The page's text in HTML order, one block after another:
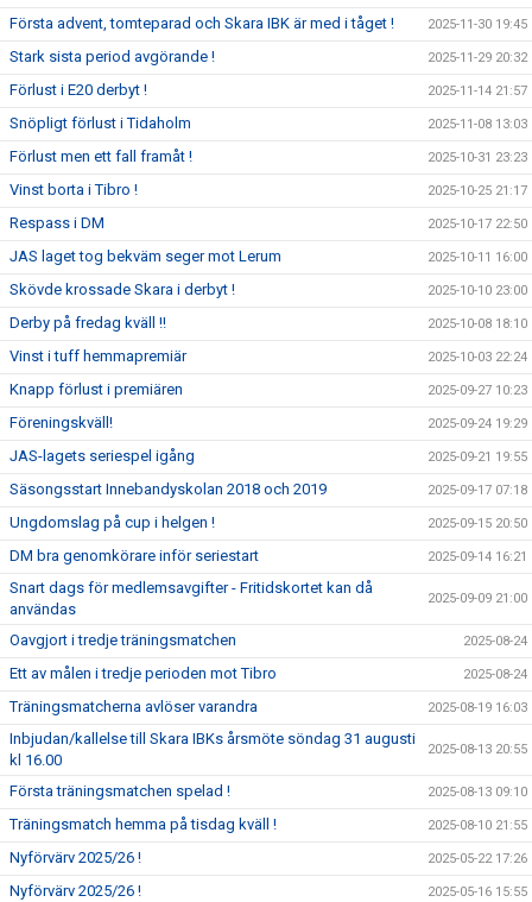
Första advent, tomteparad och Skara IBK är med i tåget ! 2025-11-30 19:45
Stark sista period avgörande ! 2025-11-29 20:32
Förlust i E20 derbyt ! 2025-11-14 21:57
Snöpligt förlust i Tidaholm 2025-11-08 13:03
Förlust men ett fall framåt ! 2025-10-31 23:23
Vinst borta i Tibro ! 2025-10-25 21:17
Respass i DM 2025-10-17 22:50
JAS laget tog bekväm seger mot Lerum 2025-10-11 16:00
Skövde krossade Skara i derbyt ! 2025-10-10 23:00
Derby på fredag kväll !! 2025-10-08 18:10
Vinst i tuff hemmapremiär 2025-10-03 22:24
Knapp förlust i premiären 2025-09-27 10:23
Föreningskväll! 2025-09-24 19:29
JAS-lagets seriespel igång 2025-09-21 19:55
Säsongsstart Innebandyskolan 2018 och 2019 2025-09-17 07:18
Ungdomslag på cup i helgen ! 2025-09-15 20:50
DM bra genomkörare inför seriestart 2025-09-14 16:21
Snart dags för medlemsavgifter - Fritidskortet kan då
användas
2025-09-09 21:00
Oavgjort i tredje träningsmatchen 2025-08-24
Ett av målen i tredje perioden mot Tibro 2025-08-24
Träningsmatcherna avlöser varandra 2025-08-19 16:03
Inbjudan/kallelse till Skara IBKs årsmöte söndag 31 augusti
kl 16.00
2025-08-13 20:55
Första träningsmatchen spelad ! 2025-08-13 09:10
Träningsmatch hemma på tisdag kväll ! 2025-08-10 21:55
Nyförvärv 2025/26 ! 2025-05-22 17:26
Nyförvärv 2025/26 ! 2025-05-16 15:55